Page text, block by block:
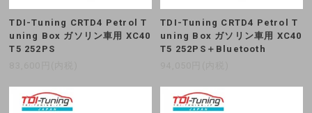
TDI-Tuning CRTD4 Petrol T
uning Box ガソリン車用 XC40
T5 252PS
TDI-Tuning CRTD4 Petrol T
uning Box ガソリン車用 XC40
T5 252PS＋Bluetooth